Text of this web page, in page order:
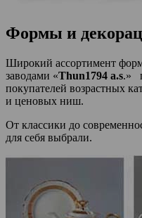
Формы и
Широкий ассортимент
заводами «Thun1794 a.s.»
покупателей возрастных
и ценовых ниш.
От классики до
для себя выбрали.